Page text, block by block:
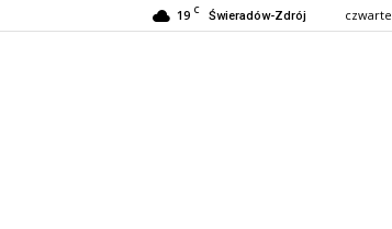
19 C Świeradów-Zdrój